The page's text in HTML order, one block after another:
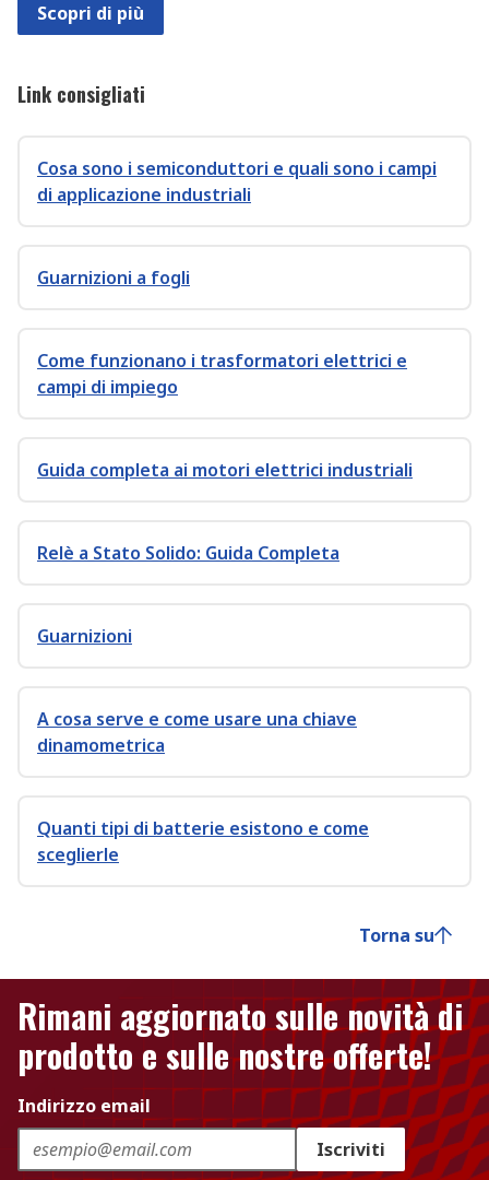
Scopri di più
Link consigliati
Cosa sono i semiconduttori e quali sono i campi
di applicazione industriali
Guarnizioni a fogli
Come funzionano i trasformatori elettrici e
campi di impiego
Guida completa ai motori elettrici industriali
Relè a Stato Solido: Guida Completa
Guarnizioni
A cosa serve e come usare una chiave
dinamometrica
Quanti tipi di batterie esistono e come
sceglierle
Torna su
Rimani aggiornato sulle novità di
prodotto e sulle nostre offerte!
Indirizzo email
Iscriviti